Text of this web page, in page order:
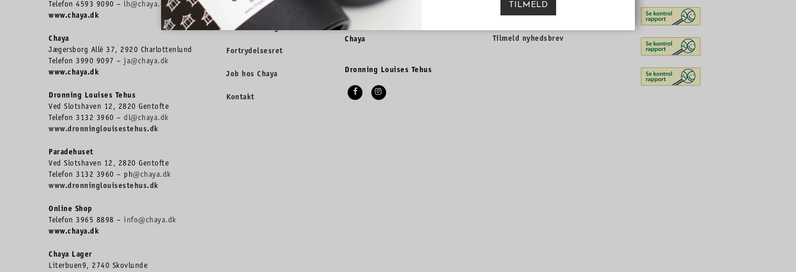
Telefon 4593 9090 – lh@chaya.dk
www.chaya.dk
Chaya
Jægersborg Allé 37, 2920 Charlottenlund
Telefon 3990 9097 – ja@chaya.dk
www.chaya.dk
Dronning Louises Tehus
Ved Slotshaven 12, 2820 Gentofte
Telefon 3132 3960 – dl@chaya.dk
www.dronninglouisestehus.dk
Paradehuset
Ved Slotshaven 12, 2820 Gentofte
Telefon 3132 3960 – ph@chaya.dk
www.dronninglouisestehus.dk
Online Shop
Telefon 3965 8898 – info@chaya.dk
www.chaya.dk
Chaya Lager
Literbuen9, 2740 Skovlunde
Min konto
Handelsbetingelser
Fortrydelsesret
Job hos Chaya
Kontakt
Chaya
Dronning Louises Tehus
nyheder, tilbud og vores
nyeste produkter først.
Tilmeld nyhedsbrev
TILMELD